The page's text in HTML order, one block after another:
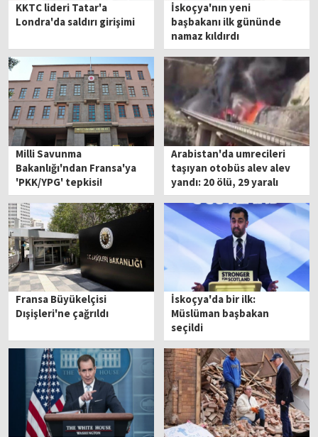
KKTC lideri Tatar'a
Londra'da saldırı girişimi
İskoçya'nın yeni
başbakanı ilk gününde
namaz kıldırdı
Milli Savunma
Bakanlığı'ndan Fransa'ya
'PKK/YPG' tepkisi!
Arabistan'da umrecileri
taşıyan otobüs alev alev
yandı: 20 ölü, 29 yaralı
Fransa Büyükelçisi
Dışişleri'ne çağrıldı
İskoçya'da bir ilk:
Müslüman başbakan
seçildi